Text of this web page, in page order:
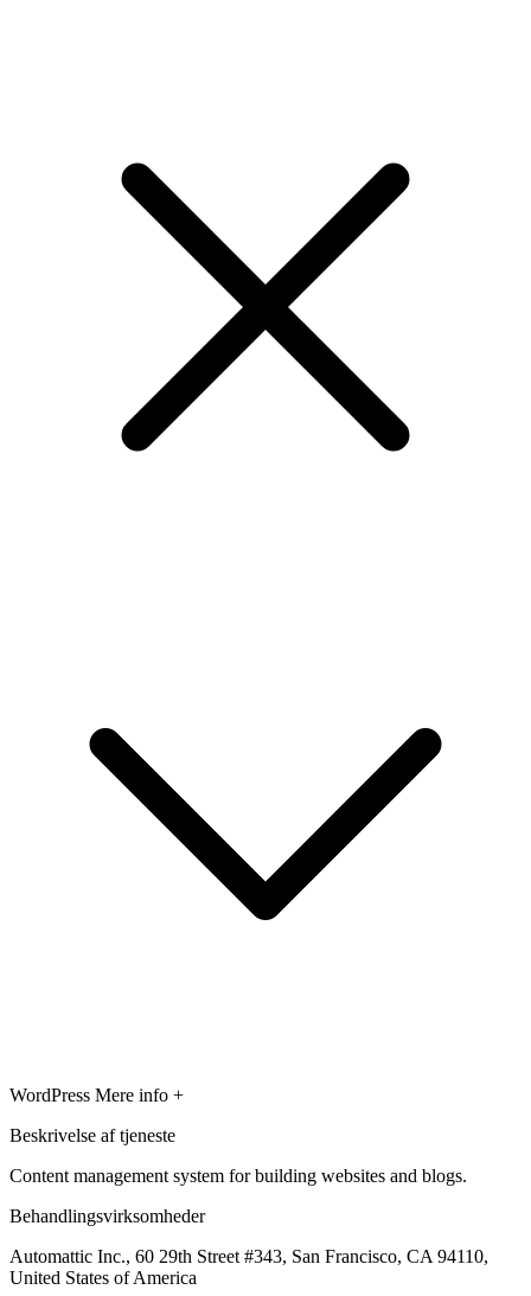
WordPress Mere info +
Beskrivelse af tjeneste
Content management system for building websites and blogs.
Behandlingsvirksomheder
Automattic Inc., 60 29th Street #343, San Francisco, CA 94110,
United States of America